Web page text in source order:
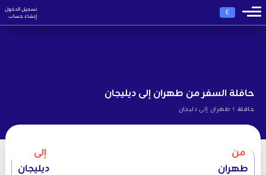
€
تسجيل الدخول
إنشاء حساب
حافلة السفر من طهران إلى ديليجان
حافلة › طهران إلى دليجان
من
طهران
إلى
ديليجان